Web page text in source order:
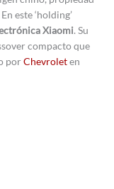
este ‘holding’
Xiaomi. Su
compacto que
porChevroleten